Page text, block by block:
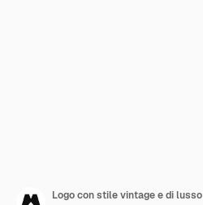
Logo con stile vintage e di lusso